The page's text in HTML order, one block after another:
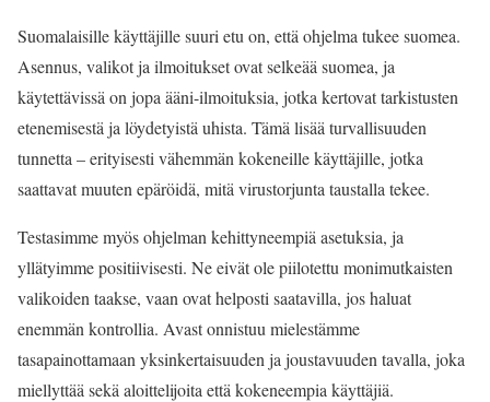
Suomalaisille käyttäjille suuri etu on, että ohjelma tukee suomea.
Asennus, valikot ja ilmoitukset ovat selkeää suomea, ja
käytettävissä on jopa ääni-ilmoituksia, jotka kertovat tarkistusten
etenemisestä ja löydetyistä uhista. Tämä lisää turvallisuuden
tunnetta – erityisesti vähemmän kokeneille käyttäjille, jotka
saattavat muuten epäröidä, mitä virustorjunta taustalla tekee.
Testasimme myös ohjelman kehittyneempiä asetuksia, ja
yllätyimme positiivisesti. Ne eivät ole piilotettu monimutkaisten
valikoiden taakse, vaan ovat helposti saatavilla, jos haluat
enemmän kontrollia. Avast onnistuu mielestämme
tasapainottamaan yksinkertaisuuden ja joustavuuden tavalla, joka
miellyttää sekä aloittelijoita että kokeneempia käyttäjiä.